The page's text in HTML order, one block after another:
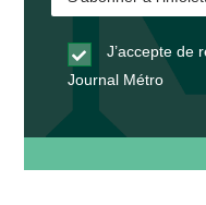
J’accepte de
Journal Métro